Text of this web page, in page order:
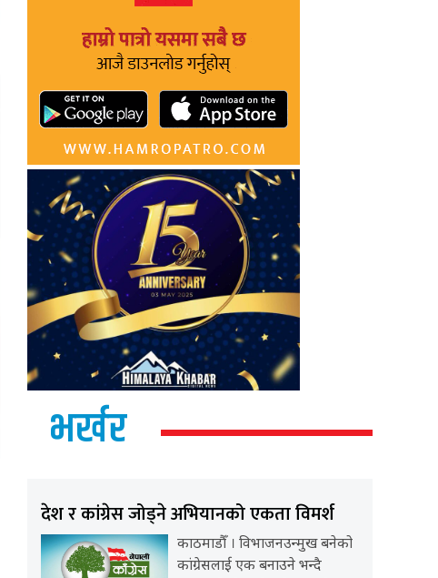
भर्खर
देश र कांग्रेस जोड्ने अभियानको एकता विमर्श
काठमाडौँ । विभाजनउन्मुख बनेको
कांग्रेसलाई एक बनाउने भन्दै